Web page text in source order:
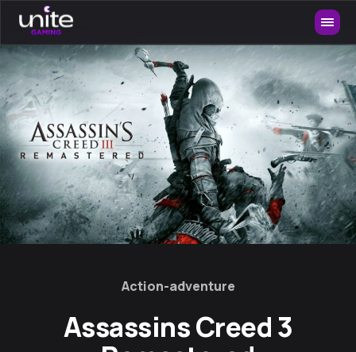
Action-adventure
Assassins Creed 3